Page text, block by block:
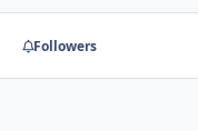
Followers